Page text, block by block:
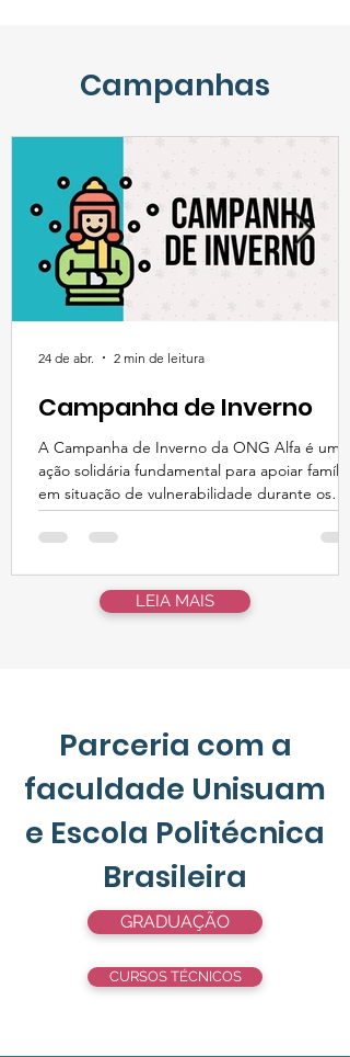
Campanhas
Campanha de Inverno
A Campanha de Inverno da ONG Alfa é uma
ação solidária fundamental para apoiar famílias
em situação de vulnerabilidade durante os
períodos de frio intenso. Com foco em
mais conforto, dignidade e proteção, a
levar itens essenciais a quem mais precisa. Na
última edição, a campanha alcançou mais de
24 de abr. 2 min de leitura
LEIA MAIS
Parceria com a
faculdade Unisuam
e Escola Politécnica
Brasileira
GRADUAÇÃO
CURSOS TÉCNICOS